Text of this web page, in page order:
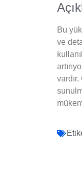
Bu
ve